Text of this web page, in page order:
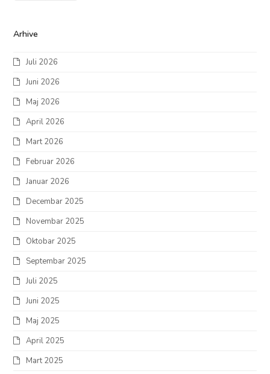
Arhive
Juli 2026
Juni 2026
Maj 2026
April 2026
Mart 2026
Februar 2026
Januar 2026
Decembar 2025
Novembar 2025
Oktobar 2025
Septembar 2025
Juli 2025
Juni 2025
Maj 2025
April 2025
Mart 2025